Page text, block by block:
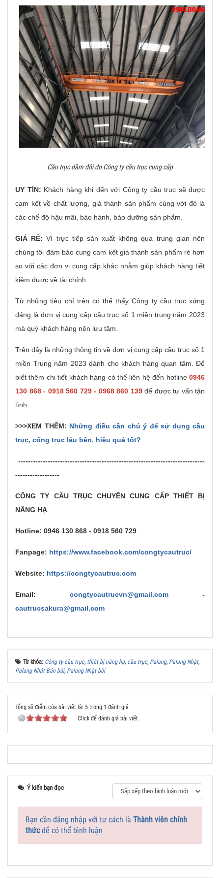
Cầu trục dầm đôi do Công ty cầu trục cung cấp
UY TÍN: Khách hàng khi đến với Công ty cầu trục sẽ được
cam kết về chất lượng, giá thành sản phẩm cùng với đó là
các chế độ hậu mãi, bảo hành, bảo dưỡng sản phẩm.
GIÁ RẺ:Vì trực tiếp sản xuất không qua trung gian nên
chúng tôi đảm bảo cung cam kết giá thành sản phẩm rẻ hơn
so với các đơn vị cung cấp khác nhằm giúp khách hàng tiết
kiệm được về tài chính.
Từ những tiêu chí trên có thể thấy Công ty cầu trục xứng
đáng là đơn vị cung cấp cầu trục số 1 miền trung năm 2023
mà quý khách hàng nên lưu tâm.
Trên đây là những thông tin về đơn vị cung cấp cầu trục số 1
miền Trung năm 2023 dành cho khách hàng quan tâm. Để
biết thêm chi tiết khách hàng có thể liên hệ đến hotline 0946
130 868 - 0918 560 729 - 0968 860 139 để được tư vấn tận
tình.
>>>XEM THÊM: Những điều cần chú ý để sử dụng cầu
trục, cổng trục lâu bền, hiệu quả tốt?
----------------------------------------------------------------------------
------------------
CÔNG TY CẦU TRỤC CHUYÊN CUNG CẤP THIẾT BỊ
NÂNG HẠ
Hotline: 0946 130 868 - 0918 560 729
Fanpage: https://www.facebook.com/congtycautruc/
Website: https://congtycautruc.com
Email: congtycautrucvn@gmail.com -
cautrucsakura@gmail.com
Từ khóa: Công ty cầu trục, thiết bị nâng hạ, cầu trục, Palang, Palang Nhật,
Palang Nhật Bản bãi, Palang Nhật bãi
Tổng số điểm của bài viết là: 5 trong 1 đánh giá
Click để đánh giá bài viết
Ý kiến bạn đọc
Bạn cần đăng nhập với tư cách là Thành viên chính
thứcđể có thể bình luận